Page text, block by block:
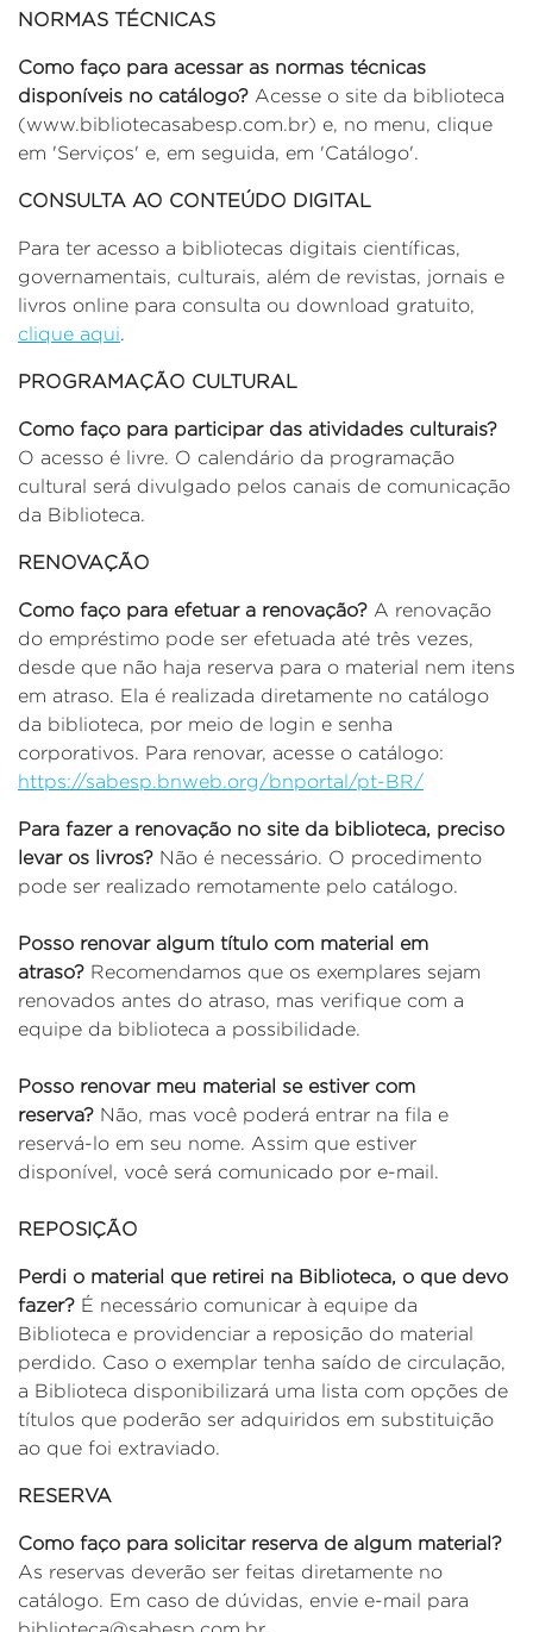
NORMAS TÉCNICAS
Como faço para acessar as normas técnicas
disponíveis no catálogo? Acesse o site da biblioteca
(www.bibliotecasabesp.com.br) e, no menu, clique
em 'Serviços' e, em seguida, em 'Catálogo'.
CONSULTA AO CONTEÚDO DIGITAL
Para ter acesso a bibliotecas digitais científicas,
governamentais, culturais, além de revistas, jornais e
livros online para consulta ou download gratuito,
clique aqui.
PROGRAMAÇÃO CULTURAL
Como faço para participar das atividades culturais?
O acesso é livre. O calendário da programação
cultural será divulgado pelos canais de comunicação
da Biblioteca.
RENOVAÇÃO
Como faço para efetuar a renovação? A renovação
do empréstimo pode ser efetuada até três vezes,
desde que não haja reserva para o material nem itens
em atraso. Ela é realizada diretamente no catálogo
da biblioteca, por meio de login e senha
corporativos. Para renovar, acesse o catálogo:
https://sabesp.bnweb.org/bnportal/pt-BR/
Para fazer a renovação no site da biblioteca, preciso
levar os livros? Não é necessário. O procedimento
pode ser realizado remotamente pelo catálogo.
Posso renovar algum título com material em
atraso? Recomendamos que os exemplares sejam
renovados antes do atraso, mas verifique com a
equipe da biblioteca a possibilidade.
Posso renovar meu material se estiver com
reserva? Não, mas você poderá entrar na fila e
reservá-lo em seu nome. Assim que estiver
disponível, você será comunicado por e-mail.
REPOSIÇÃO
Perdi o material que retirei na Biblioteca, o que devo
fazer? É necessário comunicar à equipe da
Biblioteca e providenciar a reposição do material
perdido. Caso o exemplar tenha saído de circulação,
a Biblioteca disponibilizará uma lista com opções de
títulos que poderão ser adquiridos em substituição
ao que foi extraviado.
RESERVA
Como faço para solicitar reserva de algum material?
As reservas deverão ser feitas diretamente no
catálogo. Em caso de dúvidas, envie e-mail para